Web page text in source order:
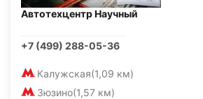
Автотехцентр Научный
+7 (499) 288-05-36
Калужская(1,09 км)
Зюзино(1,57 км)